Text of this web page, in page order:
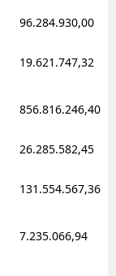
96.284.930,00
19.621.747,32
856.816.246,40
26.285.582,45
131.554.567,36
7.235.066,94